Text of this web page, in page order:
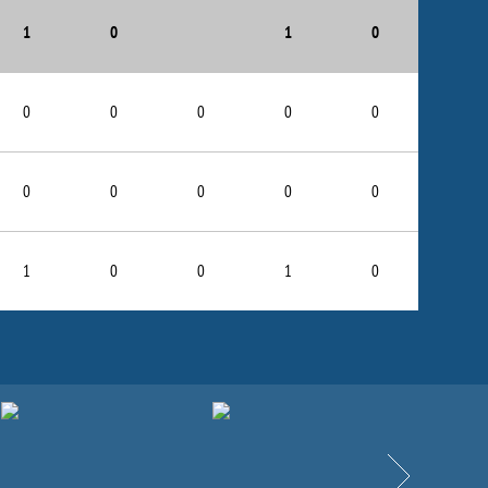
1 0 1 0
0 0 0 0 0
0 0 0 0 0
1 0 0 1 0
Вперёд